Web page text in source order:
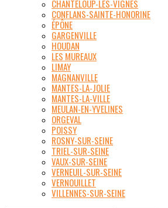
CHANTELOUP-LES-VIGNES
CONFLANS-SAINTE-HONORINE
ÉPÔNE
GARGENVILLE
HOUDAN
LES MUREAUX
LIMAY
MAGNANVILLE
MANTES-LA-JOLIE
MANTES-LA-VILLE
MEULAN-EN-YVELINES
ORGEVAL
POISSY
ROSNY-SUR-SEINE
TRIEL-SUR-SEINE
VAUX-SUR-SEINE
VERNEUIL-SUR-SEINE
VERNOUILLET
VILLENNES-SUR-SEINE